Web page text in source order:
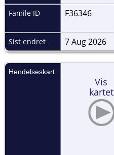
Famile ID F36346
Sist endret 7 Aug 2026
Hendelseskart
Vis
kartet